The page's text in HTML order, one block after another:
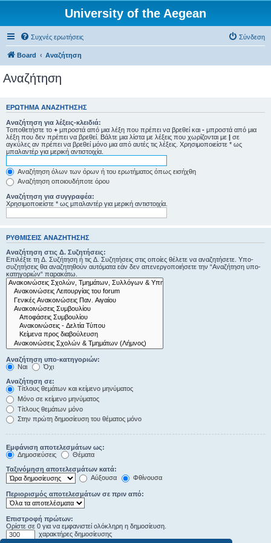
University of the Aegean
Συχνές ερωτήσεις Σύνδεση
Board Αναζήτηση
Αναζήτηση
ΕΡΏΤΗΜΑ ΑΝΑΖΉΤΗΣΗΣ
Αναζήτηση για λέξεις-κλειδιά:
Τοποθετήστε το + μπροστά από μια λέξη που πρέπει να βρεθεί και - μπροστά από μια
λέξη που δεν πρέπει να βρεθεί. Βάλτε μια λίστα με λέξεις που χωρίζονται με | σε
αγκύλες αν πρέπει να βρεθεί μόνο μια από αυτές τις λέξεις. Χρησιμοποιείστε * ως
μπαλαντέρ για μερική αντιστοιχία.
Αναζήτηση όλων των όρων ή του ερωτήματος όπως εισήχθη
Αναζήτηση οποιουδήποτε όρου
Αναζήτηση για συγγραφέα:
Χρησιμοποιείστε * ως μπαλαντέρ για μερική αντιστοιχία.
ΡΥΘΜΊΣΕΙΣ ΑΝΑΖΉΤΗΣΗΣ
Αναζήτηση στις Δ. Συζητήσεις:
Επιλέξτε τη Δ. Συζήτηση ή τις Δ. Συζητήσεις στις οποίες θέλετε να αναζητήσετε. Υπο-
συζητήσεις θα αναζητηθούν αυτόματα εάν δεν απενεργοποιήσετε την “Αναζήτηση υπο-
κατηγοριών“ παρακάτω.
Αναζήτηση υπο-κατηγοριών:
Ναι
Όχι
Αναζήτηση σε:
Τίτλους θεμάτων και κείμενο μηνύματος
Μόνο σε κείμενο μηνύματος
Τίτλους θεμάτων μόνο
Στην πρώτη δημοσίευση του θέματος μόνο
Εμφάνιση αποτελεσμάτων ως:
Δημοσιεύσεις
Θέματα
Ταξινόμηση αποτελεσμάτων κατά:
Αύξουσα
Φθίνουσα
Περιορισμός αποτελεσμάτων σε πριν από:
Επιστροφή πρώτων:
Ορίστε σε 0 για να εμφανιστεί ολόκληρη η δημοσίευση.
χαρακτήρες δημοσίευσης